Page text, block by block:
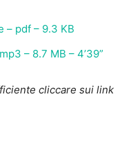
– pdf – 9.3 KB
– 8.7 MB – 4’39”
cliccare sui link